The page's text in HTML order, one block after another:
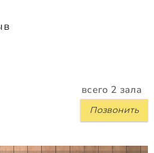
всего 2 зала
Позвонить